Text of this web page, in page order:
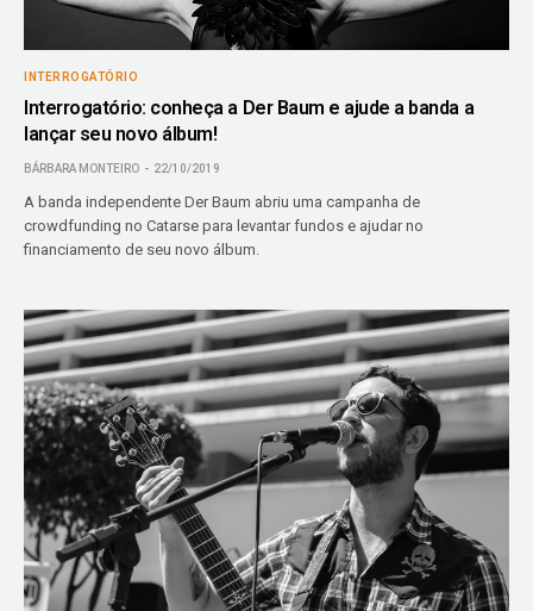
INTERROGATÓRIO
Interrogatório: conheça a Der Baum e ajude a banda a
lançar seu novo álbum!
BÁRBARA MONTEIRO 22/10/2019
A banda independente Der Baum abriu uma campanha de
crowdfunding no Catarse para levantar fundos e ajudar no
financiamento de seu novo álbum.